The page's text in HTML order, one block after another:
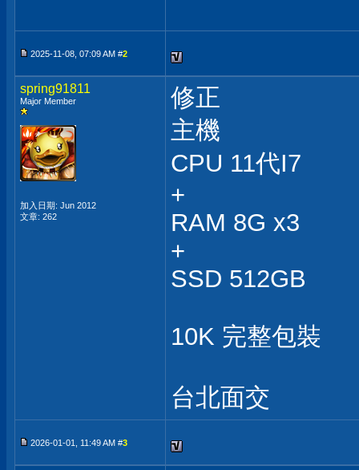
2025-11-08, 07:09 AM #2
spring91811
Major Member
加入日期: Jun 2012
文章: 262
修正
主機
CPU 11代I7
+
RAM 8G x3
+
SSD 512GB
10K 完整包裝
台北面交
2026-01-01, 11:49 AM #3